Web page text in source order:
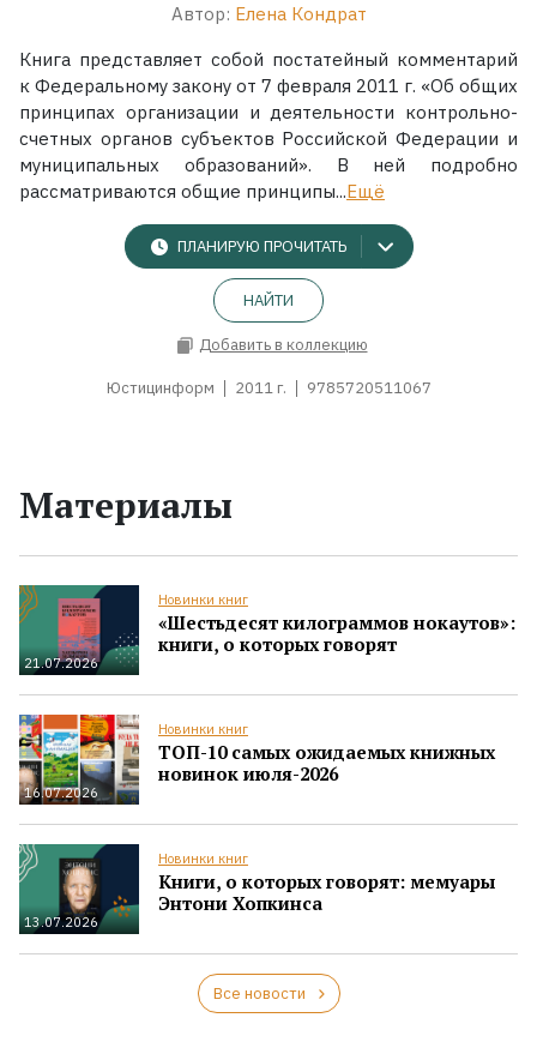
Автор: Елена Кондрат
Книга представляет собой постатейный комментарий
к Федеральному закону от 7 февраля 2011 г. «Об общих
принципах организации и деятельности контрольно-
счетных органов субъектов Российской Федерации и
муниципальных образований». В ней подробно
рассматриваются общие принципы...Ещё
ПЛАНИРУЮ ПРОЧИТАТЬ
НАЙТИ
Добавить в коллекцию
Юстицинформ 2011 г. 9785720511067
Материалы
21.07.2026
Новинки книг
«Шестьдесят килограммов нокаутов»:
книги, о которых говорят
16.07.2026
Новинки книг
ТОП-10 самых ожидаемых книжных
новинок июля-2026
13.07.2026
Новинки книг
Книги, о которых говорят: мемуары
Энтони Хопкинса
Все новости